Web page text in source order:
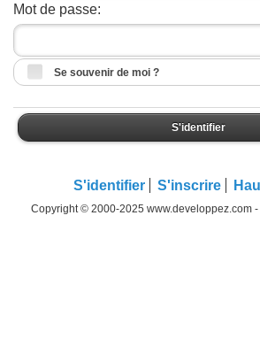
Mot de passe:
Se souvenir de moi ?
S'identifier
S'identifier S'inscrire
Copyright © 2000-2025 www.developpez.com -